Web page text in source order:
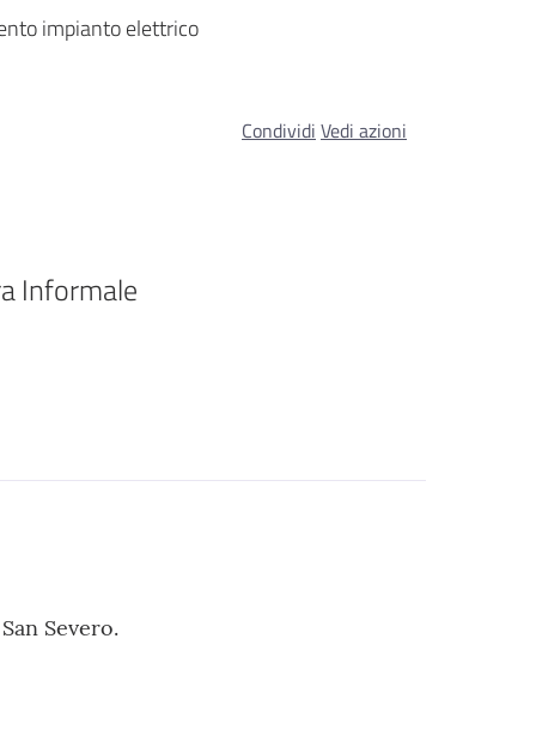
impianto elettrico
Informale
Condividi Vedi azioni
Severo.